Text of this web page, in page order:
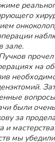
зале.
на
были
за
и
мы